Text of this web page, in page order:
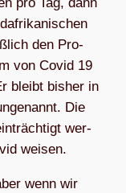
den Pro­
von Covid 19
bleibt bis­her in
Die
wer­
weisen.
wenn wir